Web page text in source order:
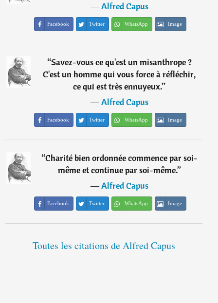
―Alfred Capus
Facebook Twitter WhatsApp Image
“Savez-vous ce qu'est un misanthrope ?
C'est un homme qui vous force à réfléchir,
ce qui est très ennuyeux.”
―Alfred Capus
Facebook Twitter WhatsApp Image
“Charité bien ordonnée commence par soi-
même et continue par soi-même.”
―Alfred Capus
Facebook Twitter WhatsApp Image
Toutes les citations de Alfred Capus